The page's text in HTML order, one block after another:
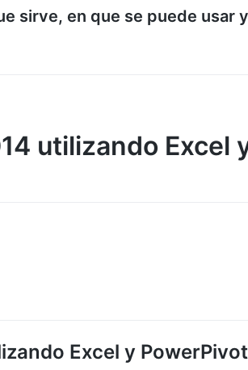
sirve, en que se puede usar
utilizando Excel
Excel y PowerPivot